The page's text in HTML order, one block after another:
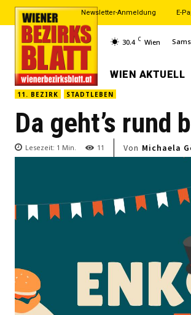
Newsletter-Anmeldung E-
30.4 C Wien
WIEN AKTUELL
11. BEZIRK STADTLEBEN
Da geht’s rund
Lesezeit: 1 Min. 11 Von Michaela